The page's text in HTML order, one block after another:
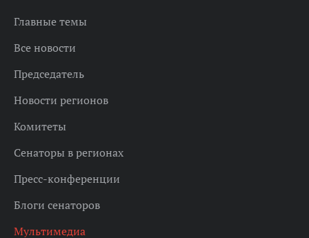
Главные темы
Все новости
Председатель
Новости регионов
Комитеты
Сенаторы в регионах
Пресс-конференции
Блоги сенаторов
Мультимедиа